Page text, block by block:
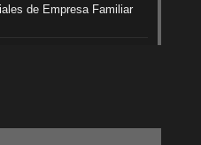
de Empresa Familiar